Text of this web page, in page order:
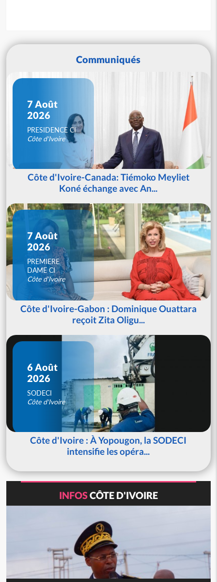
Communiqués
7 Août
2026
PRESIDENCE CI
Côte d'Ivoire
Côte d'Ivoire-Canada: Tiémoko Meyliet
Koné échange avec An...
7 Août
2026
PREMIERE
DAME CI
Côte d'Ivoire
Côte d'Ivoire-Gabon : Dominique Ouattara
reçoit Zita Oligu...
6 Août
2026
SODECI
Côte d'Ivoire
Côte d'Ivoire : À Yopougon, la SODECI
intensifie les opéra...
INFOSCÔTE D'IVOIRE